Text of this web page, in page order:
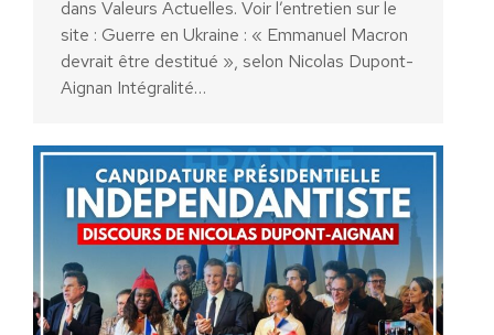
dans Valeurs Actuelles. Voir l’entretien sur le
site : Guerre en Ukraine : « Emmanuel Macron
devrait être destitué », selon Nicolas Dupont-
Aignan Intégralité…